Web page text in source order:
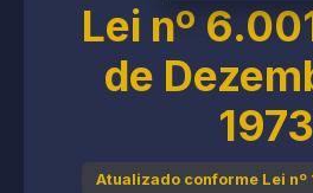
Lei nº
de
1973
Atualizado conforme Lei nº